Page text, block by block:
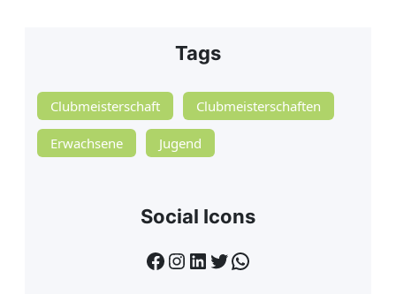
Tags
Clubmeisterschaft Clubmeisterschaften
Erwachsene Jugend
Social Icons
Facebook InstagramLinkedIn Twitter WhatsApp